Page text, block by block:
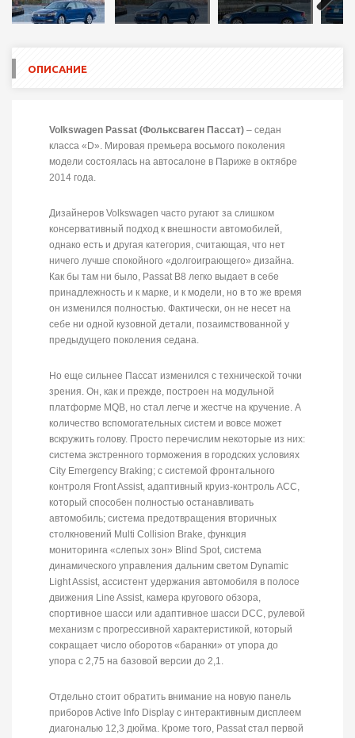
Next
ОПИСАНИЕ
Volkswagen Passat (Фольксваген Пассат) – седан
класса «D». Мировая премьера восьмого поколения
модели состоялась на автосалоне в Париже в октябре
2014 года.
Дизайнеров Volkswagen часто ругают за слишком
консервативный подход к внешности автомобилей,
однако есть и другая категория, считающая, что нет
ничего лучше спокойного «долгоиграющего» дизайна.
Как бы там ни было, Passat B8 легко выдает в себе
принадлежность и к марке, и к модели, но в то же время
он изменился полностью. Фактически, он не несет на
себе ни одной кузовной детали, позаимствованной у
предыдущего поколения седана.
Но еще сильнее Пассат изменился с технической точки
зрения. Он, как и прежде, построен на модульной
платформе MQB, но стал легче и жестче на кручение. А
количество вспомогательных систем и вовсе может
вскружить голову. Просто перечислим некоторые из них:
система экстренного торможения в городских условиях
City Emergency Braking; с системой фронтального
контроля Front Assist, адаптивный круиз-контроль ACC,
который способен полностью останавливать
автомобиль; система предотвращения вторичных
столкновений Multi Collision Brake, функция
мониторинга «слепых зон» Blind Spot, система
динамического управления дальним светом Dynamic
Light Assist, ассистент удержания автомобиля в полосе
движения Line Assist, камера кругового обзора,
спортивное шасси или адаптивное шасси DCC, рулевой
механизм с прогрессивной характеристикой, который
сокращает число оборотов «баранки» от упора до
упора с 2,75 на базовой версии до 2,1.
Отдельно стоит обратить внимание на новую панель
приборов Active Info Display с интерактивным дисплеем
диагональю 12,3 дюйма. Кроме того, Passat стал первой